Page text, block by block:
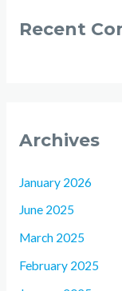
Recent
Archives
January 2026
June 2025
March 2025
February 2025